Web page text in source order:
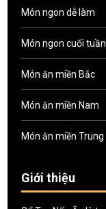
Món ngon dễ làm
Món ngon cuối tuần
Món ăn miền Bắc
Món ăn miền Nam
Món ăn miền Trung
Giới thiệu